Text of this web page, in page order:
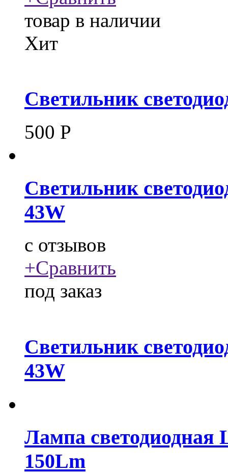
товар в наличии
Хит
Светильник
500 Р
Светильник
43W
c отзывов
+Сравнить
под заказ
Светильник
43W
Лампа светодиодная
150Lm